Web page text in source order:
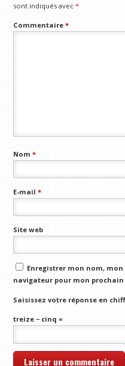
sont indiqués avec*
Commentaire*
Nom*
E-mail*
Site web
Enregistrer mon nom,
navigateur pour mon
Saisissez votre réponse en
treize − cinq =